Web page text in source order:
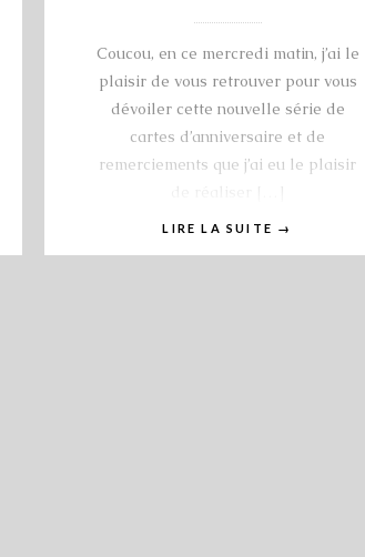
Coucou, en ce mercredi matin, j’ai le
plaisir de vous retrouver pour vous
dévoiler cette nouvelle série de
cartes d’anniversaire et de
remerciements que j’ai eu le plaisir
LIRE LA SUITE →